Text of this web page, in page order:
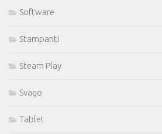
Software
Stampanti
Steam Play
Svago
Tablet